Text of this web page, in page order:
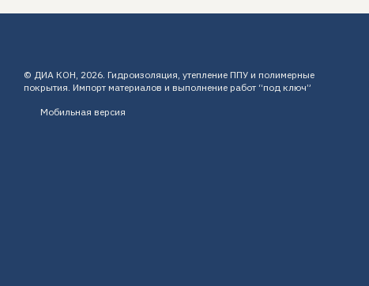
© ДИА КОН, 2026. Гидроизоляция, утепление ППУ и полимерные
покрытия. Импорт материалов и выполнение работ “под ключ”
Мобильная версия